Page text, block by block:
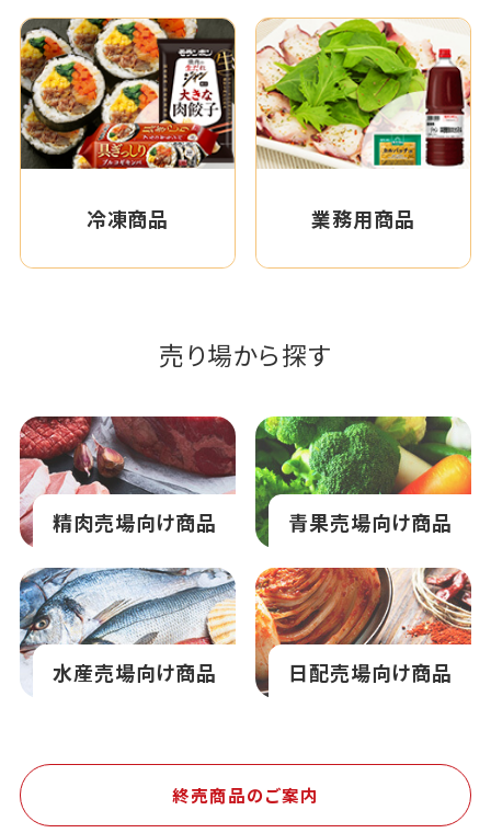
冷凍商品 業務用商品
売り場から探す
精肉売場向け商品 青果売場向け商品
水産売場向け商品 日配売場向け商品
終売商品のご案内